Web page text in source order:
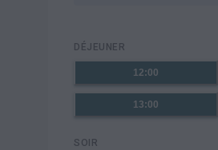
DÉJEUNER
12:00
13:00
SOIR